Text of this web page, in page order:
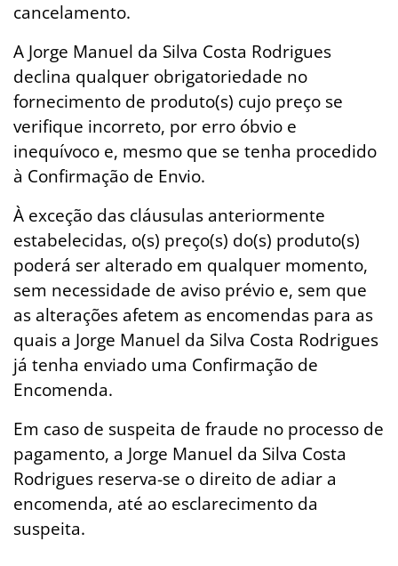
cancelamento.
A Jorge Manuel da Silva Costa Rodrigues
declina qualquer obrigatoriedade no
fornecimento de produto(s) cujo preço se
verifique incorreto, por erro óbvio e
inequívoco e, mesmo que se tenha procedido
à Confirmação de Envio.
À exceção das cláusulas anteriormente
estabelecidas, o(s) preço(s) do(s) produto(s)
poderá ser alterado em qualquer momento,
sem necessidade de aviso prévio e, sem que
as alterações afetem as encomendas para as
quais a Jorge Manuel da Silva Costa Rodrigues
já tenha enviado uma Confirmação de
Encomenda.
Em caso de suspeita de fraude no processo de
pagamento, a Jorge Manuel da Silva Costa
Rodrigues reserva-se o direito de adiar a
encomenda, até ao esclarecimento da
suspeita.